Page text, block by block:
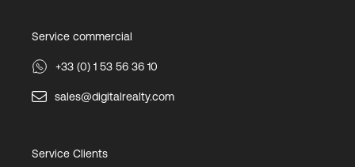
Service commercial
+33 (0) 1 53 56 36 10
sales@digitalrealty.com
Service Clients